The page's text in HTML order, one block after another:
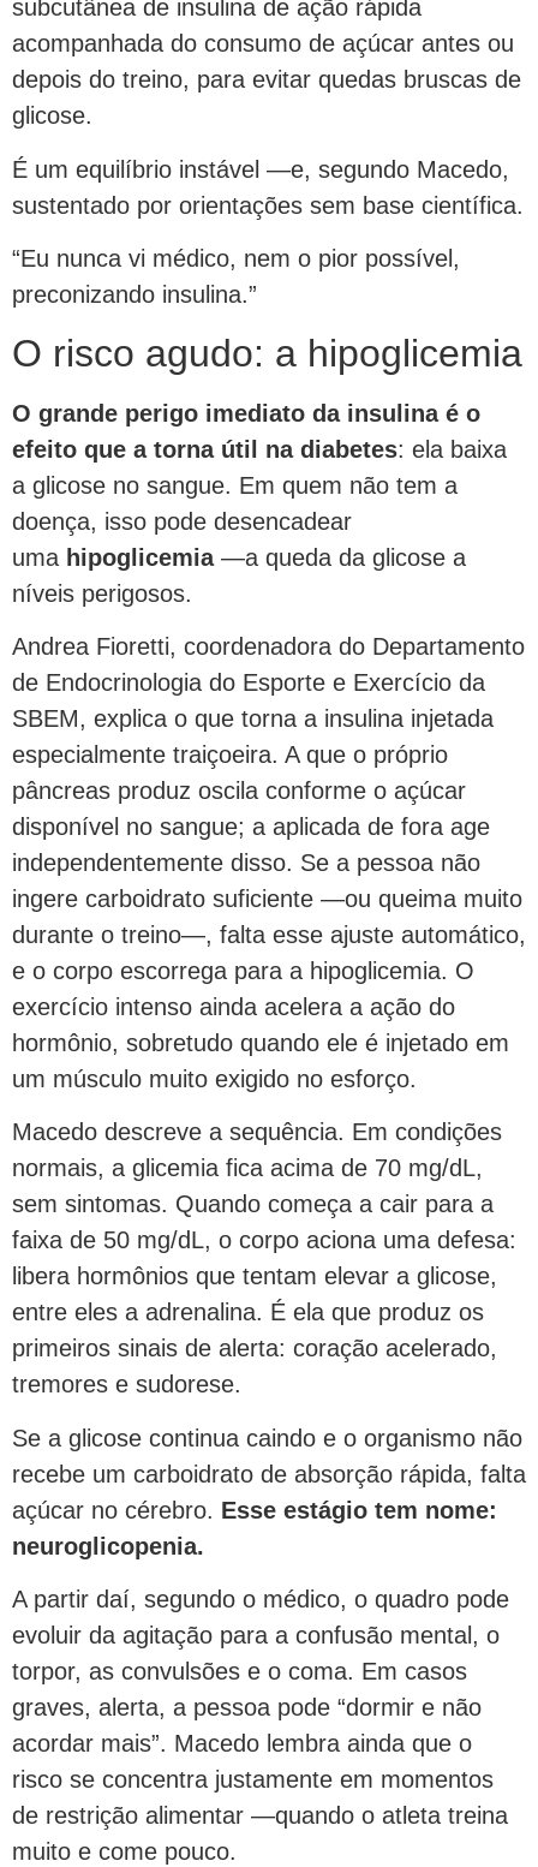
subcutânea de insulina de ação rápida
acompanhada do consumo de açúcar antes ou
depois do treino, para evitar quedas bruscas de
glicose.
É um equilíbrio instável —e, segundo Macedo,
sustentado por orientações sem base científica.
“Eu nunca vi médico, nem o pior possível,
preconizando insulina.”
O risco agudo: a hipoglicemia
O grande perigo imediato da insulina é o
efeito que a torna útil na diabetes: ela baixa
a glicose no sangue. Em quem não tem a
doença, isso pode desencadear
uma hipoglicemia —a queda da glicose a
níveis perigosos.
Andrea Fioretti, coordenadora do Departamento
de Endocrinologia do Esporte e Exercício da
SBEM, explica o que torna a insulina injetada
especialmente traiçoeira. A que o próprio
pâncreas produz oscila conforme o açúcar
disponível no sangue; a aplicada de fora age
independentemente disso. Se a pessoa não
ingere carboidrato suficiente —ou queima muito
durante o treino—, falta esse ajuste automático,
e o corpo escorrega para a hipoglicemia. O
exercício intenso ainda acelera a ação do
hormônio, sobretudo quando ele é injetado em
um músculo muito exigido no esforço.
Macedo descreve a sequência. Em condições
normais, a glicemia fica acima de 70 mg/dL,
sem sintomas. Quando começa a cair para a
faixa de 50 mg/dL, o corpo aciona uma defesa:
libera hormônios que tentam elevar a glicose,
entre eles a adrenalina. É ela que produz os
primeiros sinais de alerta: coração acelerado,
tremores e sudorese.
Se a glicose continua caindo e o organismo não
recebe um carboidrato de absorção rápida, falta
açúcar no cérebro. Esse estágio tem nome:
neuroglicopenia.
A partir daí, segundo o médico, o quadro pode
evoluir da agitação para a confusão mental, o
torpor, as convulsões e o coma. Em casos
graves, alerta, a pessoa pode “dormir e não
acordar mais”. Macedo lembra ainda que o
risco se concentra justamente em momentos
de restrição alimentar —quando o atleta treina
muito e come pouco.